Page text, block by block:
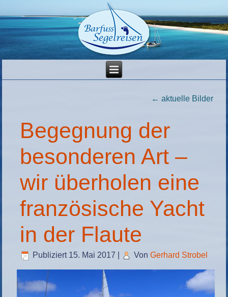
← aktuelle Bilder
Begegnung der
besonderen Art –
wir überholen eine
französische Yacht
in der Flaute
Publiziert 15. Mai 2017 Von Gerhard Strobel